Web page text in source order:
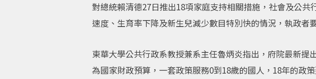
對總統賴清德27日推出18項家庭支持相關措施，社會及公
速度、生育率下降及新生兒減少數目特別快的情況，執政者
東華大學公共行政系教授兼系主任魯炳炎指出，府院最新提
為國家財政預算，一套政策服務0到18歲的國人，18年的政